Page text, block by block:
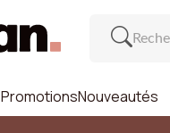
PromotionsNouveautés